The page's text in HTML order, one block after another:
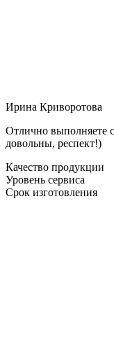
Ирина Криворотова
Отлично выполняете
довольны, респект!)
Качество продукции
Уровень сервиса
Срок изготовления